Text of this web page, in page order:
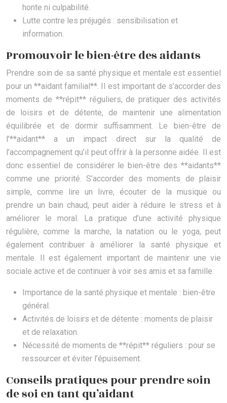
honte ni culpabilité.
Lutte contre les préjugés : sensibilisation et
information.
Promouvoir le bien-être des aidants
Prendre soin de sa santé physique et mentale est essentiel
pour un **aidant familial**. Il est important de s’accorder des
moments de **répit** réguliers, de pratiquer des activités
de loisirs et de détente, de maintenir une alimentation
équilibrée et de dormir suffisamment. Le bien-être de
l’**aidant** a un impact direct sur la qualité de
l’accompagnement qu’il peut offrir à la personne aidée. Il est
donc essentiel de considérer le bien-être des **aidants**
comme une priorité. S’accorder des moments de plaisir
simple, comme lire un livre, écouter de la musique ou
prendre un bain chaud, peut aider à réduire le stress et à
améliorer le moral. La pratique d’une activité physique
régulière, comme la marche, la natation ou le yoga, peut
également contribuer à améliorer la santé physique et
mentale. Il est également important de maintenir une vie
sociale active et de continuer à voir ses amis et sa famille.
Importance de la santé physique et mentale : bien-être
général.
Activités de loisirs et de détente : moments de plaisir
et de relaxation.
Nécessité de moments de **répit** réguliers : pour se
ressourcer et éviter l’épuisement.
Conseils pratiques pour prendre soin
de soi en tant qu’aidant